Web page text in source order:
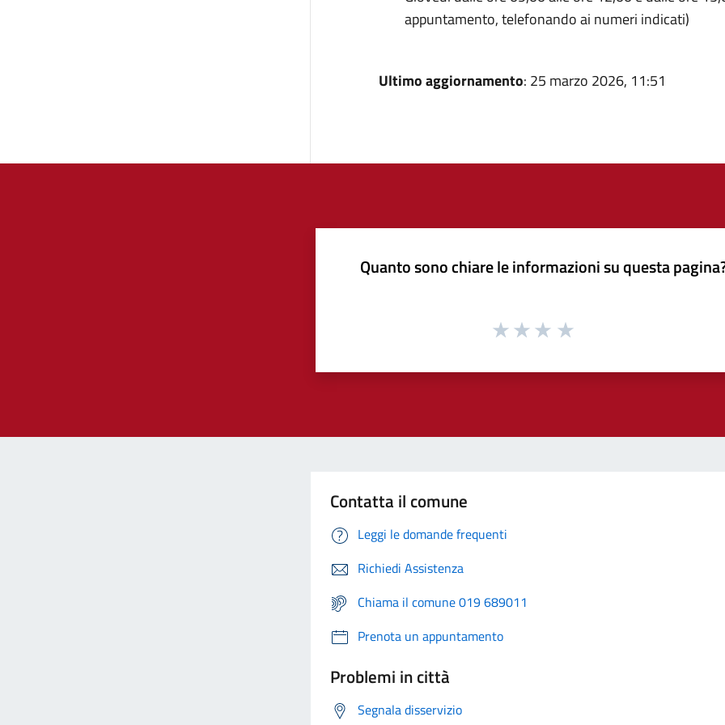
appuntamento, telefonando ai numeri indicati)
Ultimo aggiornamento: 25 marzo 2026, 11:51
Quanto sono chiare le informazioni su questa
Contatta il comune
Leggi le domande frequenti
Richiedi Assistenza
Chiama il comune 019 689011
Prenota un appuntamento
Problemi in città
Segnala disservizio